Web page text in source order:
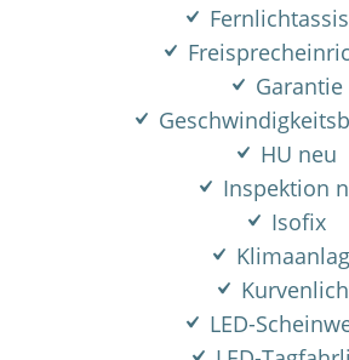
Garantie
HU neu
Inspektion
Isofix
LED-